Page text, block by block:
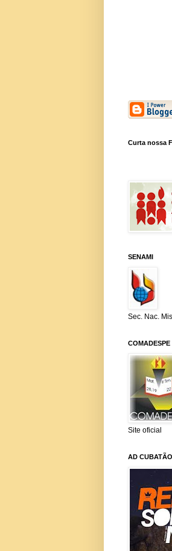
Curta nossa
SENAMI
Sec. Nac.
COMADESPE
Site oficial
AD CUBATÃO